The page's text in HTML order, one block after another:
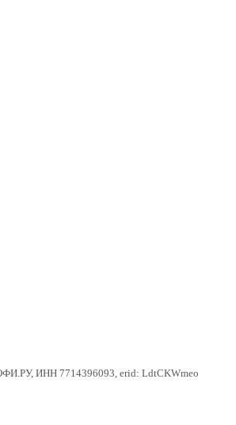
ИНН 7714396093, erid: LdtCKWmeo